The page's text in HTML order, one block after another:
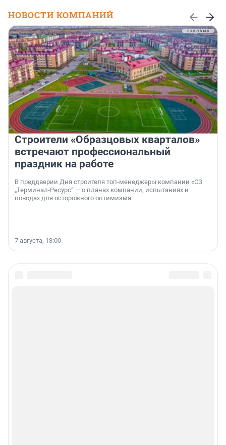
НОВОСТИ КОМПАНИЙ
Строители «Образцовых кварталов»
встречают профессиональный
праздник на работе
В преддверии Дня строителя топ-менеджеры компании «СЗ
„Терминал-Ресурс“ — о планах компании, испытаниях и
поводах для осторожного оптимизма.
7 августа, 18:00